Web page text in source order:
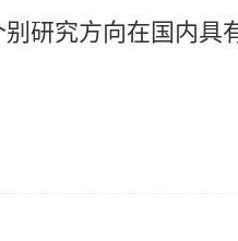
研究方向在国内具